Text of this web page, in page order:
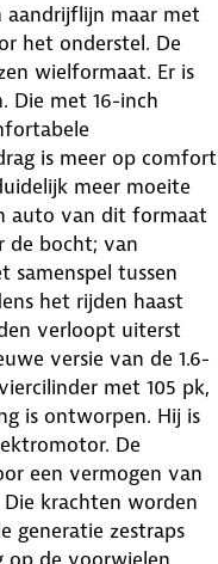
aandrijflijn maar met
het onderstel. De
wielformaat. Er is
Die met 16-inch
is meer op comfort
meer moeite
auto van dit formaat
de bocht; van
samenspel tussen
het rijden haast
verloopt uiterst
versie van de 1.6-
met 105 pk,
is ontworpen. Hij is
De
een vermogen van
krachten worden
generatie zestraps